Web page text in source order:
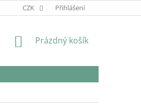
CZK Přihlášení
NÁKUPNÍ
Prázdný košík